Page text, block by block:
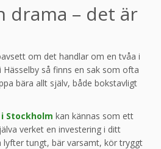
drama – det är
om det handlar om en tvåa i
så finns en sak som ofta
bära allt själv, både bokstavligt
Stockholm kan kännas som ett
verket en investering i ditt
lyfter tungt, bär varsamt, kör tryggt